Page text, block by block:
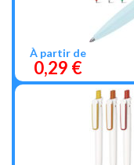
À partir de
0,29 €